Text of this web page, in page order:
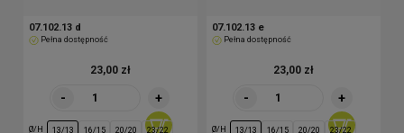
07.102.13 d
Pełna dostępność
23,00 zł
- +
Ø/H 13/13 16/15 20/20 23/22
07.102.13 e
Pełna dostępność
23,00 zł
- +
Ø/H 13/13 16/15 20/20 23/22